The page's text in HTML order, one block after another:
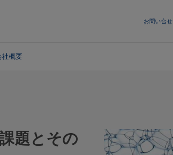
お問い合せ
社概要
題とその